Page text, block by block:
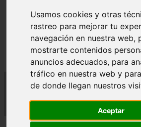
Usamos cookies y otras
rastreo para mejorar tu
navegación en nuestra web,
mostrarte contenidos
anuncios adecuados, para
tráfico en nuestra web y
de donde llegan nuestros
Aceptar
En África harán lo que parecía
moléculas de agua para cocinar